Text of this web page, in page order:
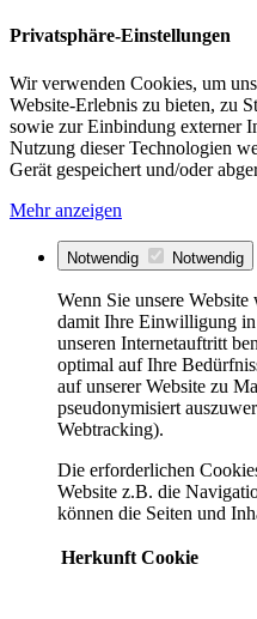
Privatsphäre-Einstellungen
Wir verwenden Cookies, um
Website-Erlebnis zu bieten, zu
sowie zur Einbindung externer
Nutzung dieser Technologien
Gerät gespeichert und/oder
Mehr anzeigen
Notwendig Notwendig
Wenn Sie unsere
damit Ihre Einwilligung
unseren Internetauftritt
optimal auf Ihre
auf unserer Website zu
pseudonymisiert
Webtracking).
Die erforderlichen
Website z.B. die
können die Seiten und
Herkunft Cookie